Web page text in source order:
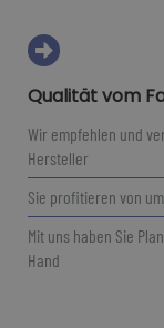
Qualität vom
Wir empfehlen und
Hersteller
Sie profitieren von
Mit uns haben Sie
Hand